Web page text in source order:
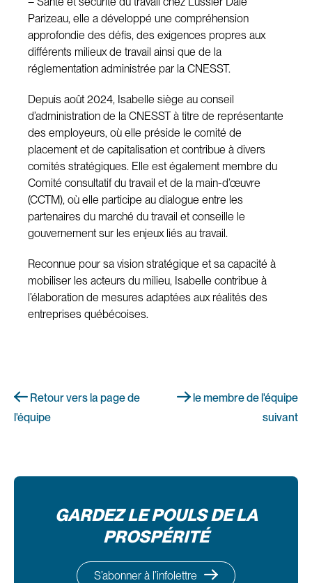
Parizeau, elle a développé une compréhension
approfondie des défis, des exigences propres aux
différents milieux de travail ainsi que de la
réglementation administrée par la CNESST.
Depuis août 2024, Isabelle siège au conseil
d’administration de la CNESST à titre de représentante
des employeurs, où elle préside le comité de
placement et de capitalisation et contribue à divers
comités stratégiques. Elle est également membre du
Comité consultatif du travail et de la main-d’œuvre
(CCTM), où elle participe au dialogue entre les
partenaires du marché du travail et conseille le
gouvernement sur les enjeux liés au travail.
Reconnue pour sa vision stratégique et sa capacité à
mobiliser les acteurs du milieu, Isabelle contribue à
l’élaboration de mesures adaptées aux réalités des
entreprises québécoises.
Retour vers la page de
l'équipe
le membre de l'équipe
suivant
GARDEZ LE POULS DE LA
PROSPÉRITÉ
S’abonner à l’infolettre